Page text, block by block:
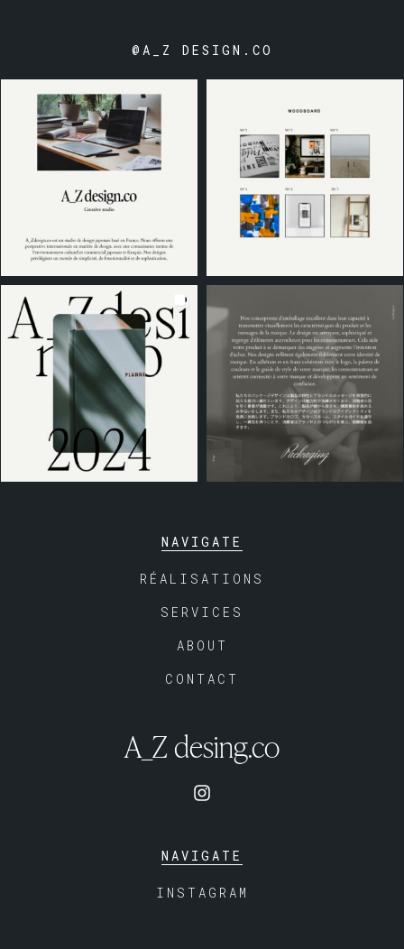
@A_Z DESIGN.CO
NAVIGATE
RÉALISATIONS
SERVICES
ABOUT
CONTACT
A_Z desing.co
NAVIGATE
INSTAGRAM